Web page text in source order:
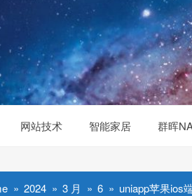
网站技术 智能家居 群晖
2024 3 月 6 uniapp苹果ios